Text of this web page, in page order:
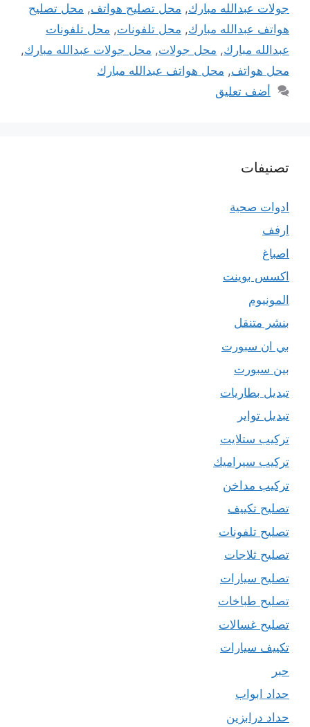
جولات عبدالله مبارك, محل تصليح هواتف, محل تصليح
هواتف عبدالله مبارك, محل تلفونات, محل تلفونات
عبدالله مبارك, محل جولات, محل جولات عبدالله مبارك,
محل هواتف, محل هواتف عبدالله مبارك
أضف تعليق
تصنيفات
ادوات صحية
ارفف
اصباغ
اكسس بوينت
المونيوم
بنشر متنقل
بي ان سبورت
بين سبورت
تبديل بطاريات
تبديل تواير
تركيب ستلايت
تركيب سيراميك
تركيب مداخن
تصليح تكييف
تصليح تلفونات
تصليح ثلاجات
تصليح سيارات
تصليح طباخات
تصليح غسالات
تكييف سيارات
حبر
حداد ابواب
حداد درابزين